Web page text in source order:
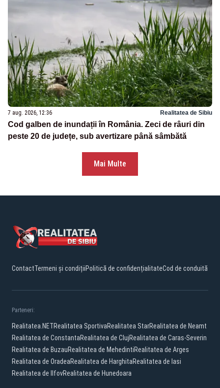
7 aug. 2026, 12:36 Realitatea de Sibiu
Cod galben de inundații în România. Zeci de râuri din
peste 20 de județe, sub avertizare până sâmbătă
Mai Multe
ContactTermeni și condițiiPolitică de confidențialitateCod de conduită
Parteneri:
Realitatea.NETRealitatea SportivaRealitatea StarRealitatea de Neamt
Realitatea de ConstantaRealitatea de ClujRealitatea de Caras-Severin
Realitatea de BuzauRealitatea de MehedintiRealitatea de Arges
Realitatea de OradeaRealitatea de HarghitaRealitatea de Iasi
Realitatea de IlfovRealitatea de Hunedoara